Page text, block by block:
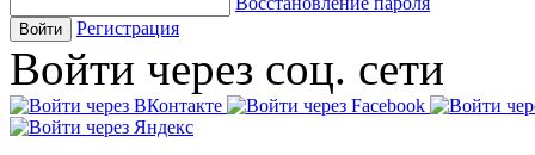
Войти Регистрация
Войти через соц. сети